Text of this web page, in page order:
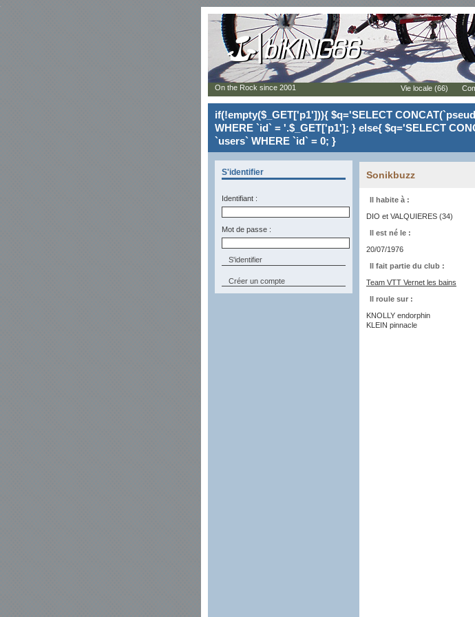
if(!empty($_GET['p1'])){ $q='SELECT
WHERE `id` = '.$_GET['p1']; } else{ $q='SELECT
`users` WHERE `id` = 0; }
S'identifier
Identifiant :
Mot de passe :
Créer un compte
Sonikbuzz
Il habite à :
DIO et VALQUIERES (34)
Il est né le :
20/07/1976
Il fait partie du club :
Team VTT Vernet les bains
Il roule sur :
KNOLLY endorphin
KLEIN pinnacle
On the Rock since 2001 Vie locale (66)